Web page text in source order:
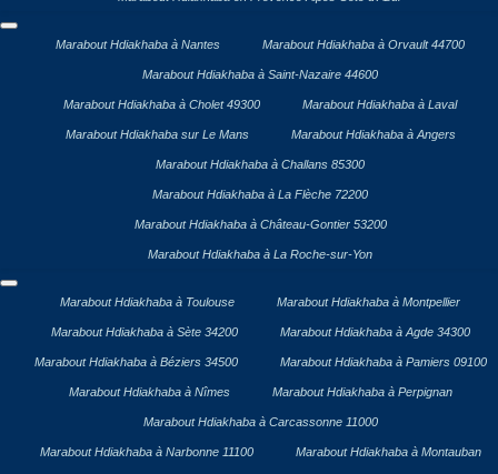
Marabout Hdiakhaba à Nantes Marabout Hdiakhaba à Orvault 44700
Marabout Hdiakhaba à Saint-Nazaire 44600
Marabout Hdiakhaba à Cholet 49300 Marabout Hdiakhaba à Laval
Marabout Hdiakhaba sur Le Mans Marabout Hdiakhaba à Angers
Marabout Hdiakhaba à Challans 85300
Marabout Hdiakhaba à La Flèche 72200
Marabout Hdiakhaba à Château-Gontier 53200
Marabout Hdiakhaba à La Roche-sur-Yon
Marabout Hdiakhaba à Toulouse Marabout Hdiakhaba à Montpellier
Marabout Hdiakhaba à Sète 34200 Marabout Hdiakhaba à Agde 34300
Marabout Hdiakhaba à Béziers 34500 Marabout Hdiakhaba à Pamiers 09100
Marabout Hdiakhaba à Nîmes Marabout Hdiakhaba à Perpignan
Marabout Hdiakhaba à Carcassonne 11000
Marabout Hdiakhaba à Narbonne 11100 Marabout Hdiakhaba à Montauban